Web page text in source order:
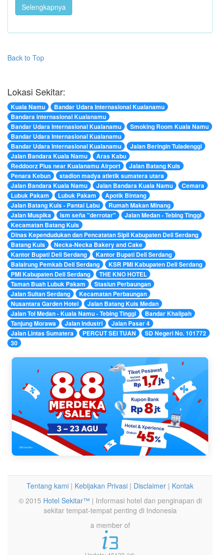
Selengkapnya
Back to Top
Lokasi Sekitar:
Kuala Namu
Bandar Udara Internasional Kualanamu
Bandara Internasional Kualanamu
Bandar Udara Internasional Kualanamu
Smoking Room Kuala Namu
Bandar Udara Internasional Kualanamu
Bandar Udara Internasional Kualanamu
Jalan Beringin Tuladenggi
Jalan Bandara Kuala Namu
Aras Kabu
Reddoorz Plus near Kualanamu Airport
Jalan Batang Kuis
Penara Kebun
stadion madya atletik sumatera utara
Jalan Bandara Kuala Namu
Jalan Bandara Kuala Namu
Cemara
Lubuk Pakam
Lubuk Pakam
Apotik Bintang
Jalan Batang Kuis - Pantai Labu
Rumah Makan Minang
Jalan Muspika
lsm seña "derrotar"
Jalan Medan - Tebing Tinggi
Kecamatan Batang Kuis
Dinas Kependudukan dan Pencatatan Sipil Kabupaten Deli Serdang
Batang Kuis
Necka-Necka Bakery and Cake
Kantor Bupati Deli Serdang
Kantor Bupati Deli Serdang
Balairung Pemkab Deli Serdang
KSR PMI Kabupaten Deli Serdang
PMI Kabupaten Deli Serdang
THE KNO HOTEL
Taman Buah Lubuk Pakam
Stasiun Perbaungan
Jalan Sultan Serdang
Kecamatan Perbaungan
Nusantara Garden Hotel
Jalan Batang Kuis Medan
Jalan Tol Medan - Kuala Namu - Tebing Tinggi
Bandar Khalipah
Tanjung Morawa
Jalan Industri
Jalan Pasar 4
Jalan Lintas Sumatera
PERCUT SEI TUAN
SD Negeri No. 101772
30
Tentang kami | Kebijakan Privasi | Disclaimer | Kontak
© 2015 Hotel Sekitar™ | Informasi hotel dan penginapan di
sekitar tempat-tempat penting di Indonesia
a member of